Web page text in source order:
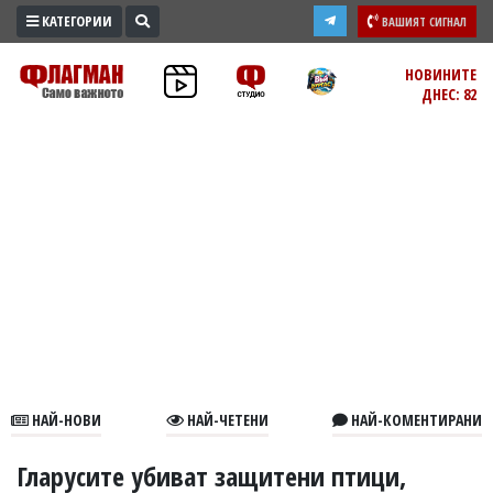
ПРОМО
ЗОНА
В
КАТЕГОРИИ ВАШИЯТ СИГНАЛ
НОВИНИТЕ
ДНЕС: 82
НАЙ-НОВИ НАЙ-ЧЕТЕНИ НАЙ-КОМЕНТИРАНИ
Гларусите убиват защитени птици,